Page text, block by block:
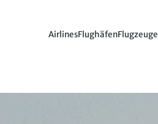
AirlinesFlughäfenFlugzeuge